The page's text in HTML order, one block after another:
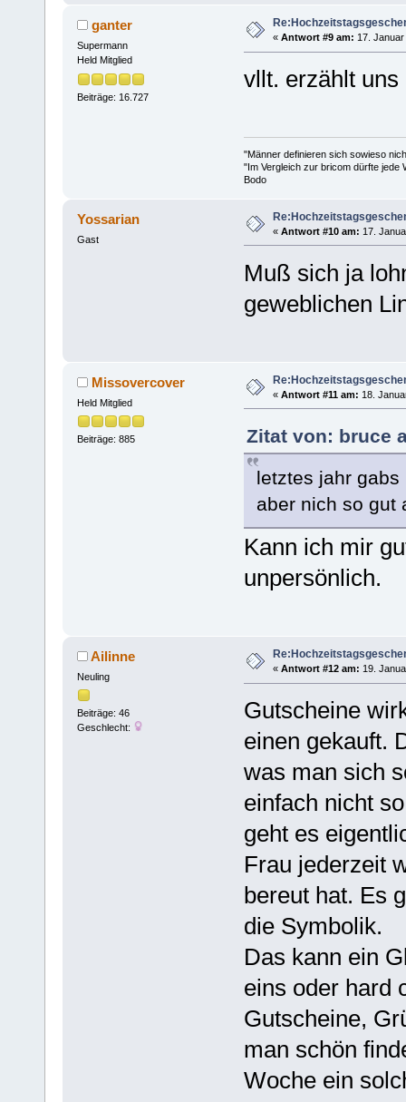
ganter
Supermann
Held Mitglied
Beiträge: 16.727
« Antwort #9 am: 17. Januar
vllt. erzählt
"Männer definieren sich sowieso
"Im Vergleich zur bricom dürfte jede
Bodo
Yossarian
Gast
« Antwort #10 am: 17.
Muß sich ja
geweblichen
Missovercover
Held Mitglied
Beiträge: 885
« Antwort #11 am: 18.
Zitat von: bruce
letztes jahr
aber nich so gut
Kann ich mir
unpersönlich.
Ailinne
Neuling
Beiträge: 46
Geschlecht:
« Antwort #12 am: 19.
Gutscheine
einen gekauft.
was man sich
einfach nicht
geht es
Frau jederzeit
bereut hat. Es
die Symbolik.
Das kann ein
eins oder hard
Gutscheine,
man schön
Woche ein